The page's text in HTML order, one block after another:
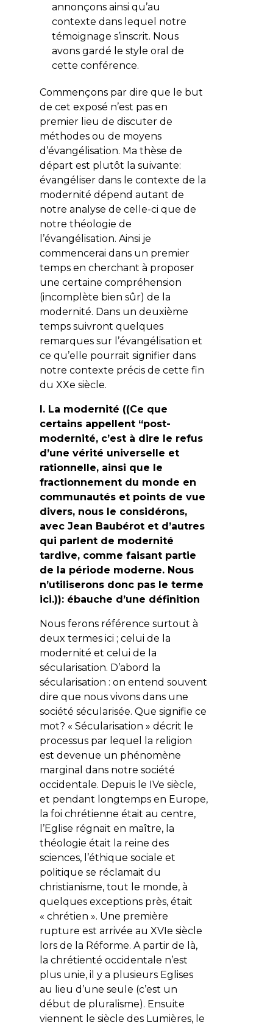
annonçons ainsi qu’au
contexte dans lequel notre
témoignage s’inscrit. Nous
avons gardé le style oral de
cette conférence.
Commençons par dire que le but
de cet exposé n’est pas en
premier lieu de discuter de
méthodes ou de moyens
d’évangélisation. Ma thèse de
départ est plutôt la suivante:
évangéliser dans le contexte de la
modernité dépend autant de
notre analyse de celle-ci que de
notre théologie de
l’évangélisation. Ainsi je
commencerai dans un premier
temps en cherchant à proposer
une certaine compréhension
(incomplète bien sûr) de la
modernité. Dans un deuxième
temps suivront quelques
remarques sur l’évangélisation et
ce qu’elle pourrait signifier dans
notre contexte précis de cette fin
du XXe siècle.
I. La modernité ((Ce que
certains appellent “post-
modernité, c’est à dire le refus
d’une vérité universelle et
rationnelle, ainsi que le
fractionnement du monde en
communautés et points de vue
divers, nous le considérons,
avec Jean Baubérot et d’autres
qui parlent de modernité
tardive, comme faisant partie
de la période moderne. Nous
n’utiliserons donc pas le terme
ici.)): ébauche d’une définition
Nous ferons référence surtout à
deux termes ici ; celui de la
modernité et celui de la
sécularisation. D’abord la
sécularisation : on entend souvent
dire que nous vivons dans une
société sécularisée. Que signifie ce
mot? « Sécularisation » décrit le
processus par lequel la religion
est devenue un phénomène
marginal dans notre société
occidentale. Depuis le IVe siècle,
et pendant longtemps en Europe,
la foi chrétienne était au centre,
l’Eglise régnait en maître, la
théologie était la reine des
sciences, l’éthique sociale et
politique se réclamait du
christianisme, tout le monde, à
quelques exceptions près, était
« chrétien ». Une première
rupture est arrivée au XVIe siècle
lors de la Réforme. A partir de là,
la chrétienté occidentale n’est
plus unie, il y a plusieurs Eglises
au lieu d’une seule (c’est un
début de pluralisme). Ensuite
viennent le siècle des Lumières, le